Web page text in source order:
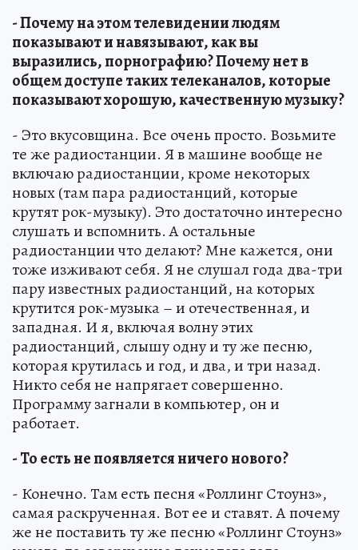
- Почему на этом телевидении людям
показывают и навязывают, как вы
выразились, порнографию? Почему нет в
общем доступе таких телеканалов, которые
показывают хорошую, качественную музыку?
- Это вкусовщина. Все очень просто. Возьмите
те же радиостанции. Я в машине вообще не
включаю радиостанции, кроме некоторых
новых (там пара радиостанций, которые
крутят рок-музыку). Это достаточно интересно
слушать и вспомнить. А остальные
радиостанции что делают? Мне кажется, они
тоже изживают себя. Я не слушал года два-три
пару известных радиостанций, на которых
крутится рок-музыка – и отечественная, и
западная. И я, включая волну этих
радиостанций, слышу одну и ту же песню,
которая крутилась и год, и два, и три назад.
Никто себя не напрягает совершенно.
Программу загнали в компьютер, он и
работает.
- То есть не появляется ничего нового?
- Конечно. Там есть песня «Роллинг Стоунз»,
самая раскрученная. Вот ее и ставят. А почему
же не поставить ту же песню «Роллинг Стоунз»